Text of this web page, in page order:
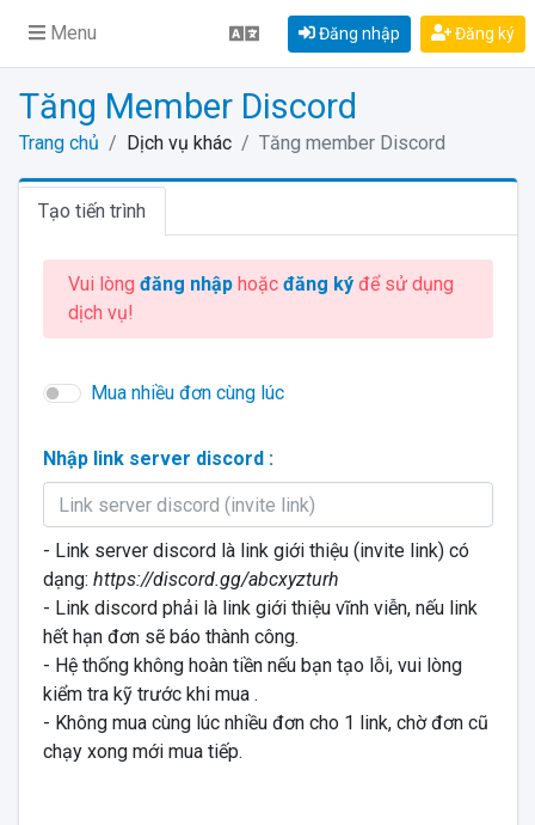
Menu Đăng nhập Đăng ký
Tăng Member Discord
Trang chủ Dịch vụ khác Tăng member Discord
Tạo tiến trình
Vui lòng đăng nhậphoặc đăng kýđể sử dụng
dịch vụ!
Mua nhiều đơn cùng lúc
Nhập link server discord :
- Link server discord là link giới thiệu (invite link) có
dạng: https://discord.gg/abcxyzturh
- Link discord phải là link giới thiệu vĩnh viễn, nếu link
hết hạn đơn sẽ báo thành công.
- Hệ thống không hoàn tiền nếu bạn tạo lỗi, vui lòng
kiểm tra kỹ trước khi mua .
- Không mua cùng lúc nhiều đơn cho 1 link, chờ đơn cũ
chạy xong mới mua tiếp.